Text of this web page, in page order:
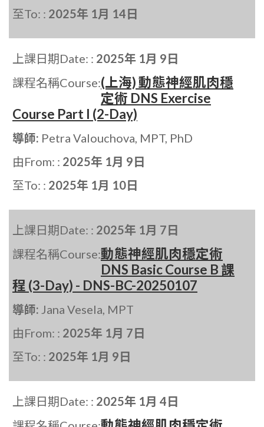
至To: : 2025年 1月 14日
上課日期Date: : 2025年 1月 9日
課程名稱Course:(上海) 動態神經肌肉穩
定術 DNS Exercise
Course Part I (2-Day)
導師: Petra Valouchova, MPT, PhD
由From: : 2025年 1月 9日
至To: : 2025年 1月 10日
上課日期Date: : 2025年 1月 7日
課程名稱Course:動態神經肌肉穩定術
DNS Basic Course B 課
程 (3-Day) - DNS-BC-20250107
導師: Jana Vesela, MPT
由From: : 2025年 1月 7日
至To: : 2025年 1月 9日
上課日期Date: : 2025年 1月 4日